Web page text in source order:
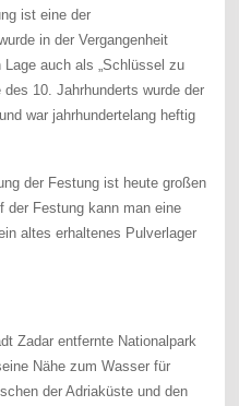
ist eine der
in der Vergangenheit
auch als „Schlüssel zu
10. Jahrhunderts wurde der
war jahrhundertelang heftig
der Festung ist heute großen
der Festung kann man eine
altes erhaltenes Pulverlager
Zadar entfernte Nationalpark
Nähe zum Wasser für
der Adriaküste und den